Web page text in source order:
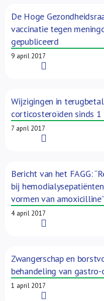
De Hoge
vaccinatie tegen
gepubliceerd
9 april 2017
Wijzigingen in
corticosteroïden sinds
7 april 2017
Bericht van het FAGG:
bij
vormen van amoxicilline”
4 april 2017
Zwangerschap en
behandeling van
1 april 2017